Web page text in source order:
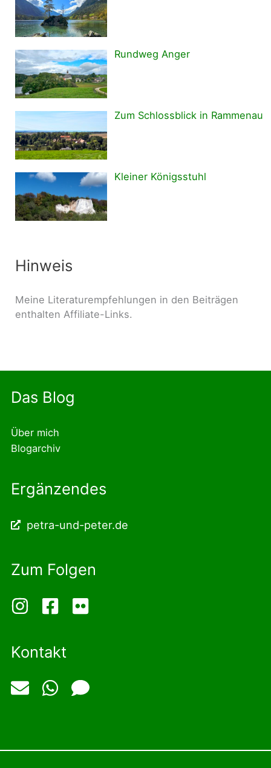
Rundweg Anger
Zum Schlossblick in Rammenau
Kleiner Königsstuhl
Hinweis
Meine Literaturempfehlungen in den Beiträgen
enthalten Affiliate-Links.
Das Blog
Über mich
Blogarchiv
Ergänzendes
petra-und-peter.de
Zum Folgen
Kontakt